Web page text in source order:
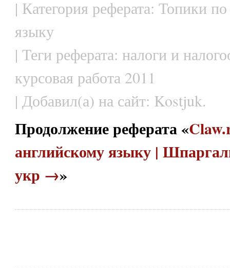
| Категория реферата: Топики
языку
| Теги реферата: налоги и
курсовая работа 2011
| Добавил(а) на сайт: Kostjuk.
Продолжение реферата «
английскому языку |
укр →»